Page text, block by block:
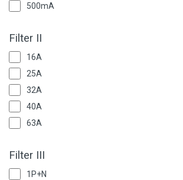
500mA
Filter II
16A
25A
32A
40A
63A
Filter III
1P+N